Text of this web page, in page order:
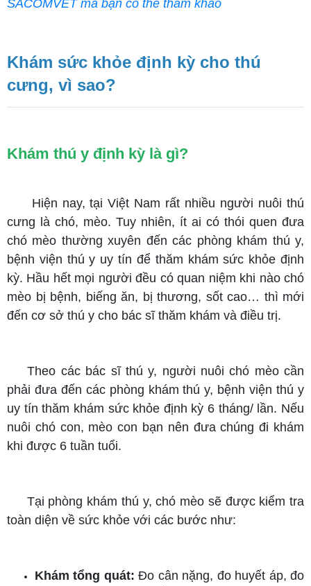
SACOMVET mà bạn có thể tham khảo
Khám sức khỏe định kỳ cho thú
cưng, vì sao?
Khám thú y định kỳ là gì?
Hiện nay, tại Việt Nam rất nhiều người nuôi thú
cưng là chó, mèo. Tuy nhiên, ít ai có thói quen đưa
chó mèo thường xuyên đến các phòng khám thú y,
bệnh viện thú y uy tín để thăm khám sức khỏe định
kỳ. Hầu hết mọi người đều có quan niệm khi nào chó
mèo bị bệnh, biếng ăn, bị thương, sốt cao… thì mới
đến cơ sở thú y cho bác sĩ thăm khám và điều trị.
Theo các bác sĩ thú y, người nuôi chó mèo cần
phải đưa đến các phòng khám thú y, bệnh viện thú y
uy tín thăm khám sức khỏe định kỳ 6 tháng/ lần. Nếu
nuôi chó con, mèo con bạn nên đưa chúng đi khám
khi được 6 tuần tuổi.
Tại phòng khám thú y, chó mèo sẽ được kiểm tra
toàn diện về sức khỏe với các bước như:
Khám tổng quát: Đo cân nặng, đo huyết áp, đo